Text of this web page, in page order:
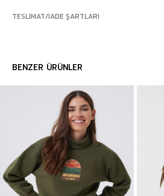
TESLIMAT/İADE ŞARTLARI
BENZER ÜRÜNLER